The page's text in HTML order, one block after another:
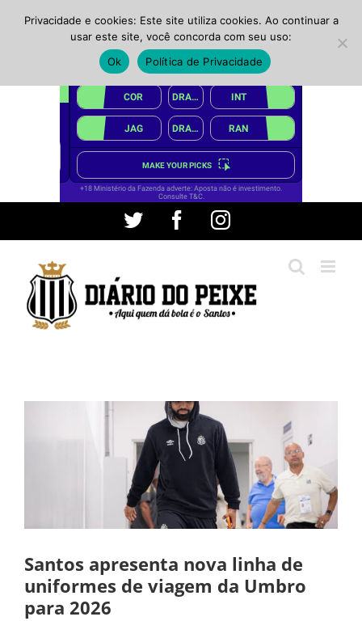
conteúdo
Twitter FacebookInstagram
Santos apresenta nova linha de
uniformes de viagem da Umbro
para 2026
Privacidade e cookies: Este site utiliza cookies. Ao continuar a
usar este site, você concorda com seu uso:
Ok
Política de Privacidade